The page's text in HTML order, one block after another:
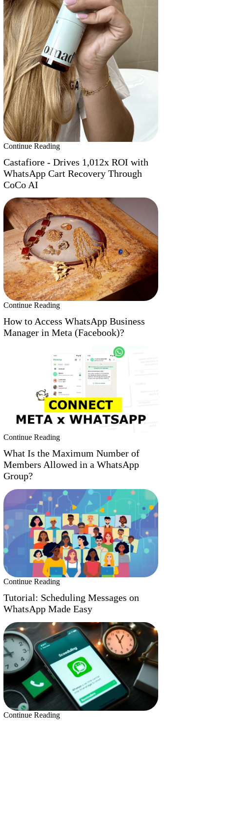
Continue Reading
Castafiore - Drives 1,012x ROI with
WhatsApp Cart Recovery Through
CoCo AI
Continue Reading
How to Access WhatsApp Business
Manager in Meta (Facebook)?
Continue Reading
What Is the Maximum Number of
Members Allowed in a WhatsApp
Group?
Continue Reading
Tutorial: Scheduling Messages on
WhatsApp Made Easy
Continue Reading